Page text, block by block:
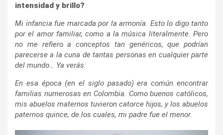
intensidad y brillo?
Mi infancia fue marcada por la armonía. Esto lo digo tanto
por el amor familiar, como a la música literalmente. Pero
no me refiero a conceptos tan genéricos, que podrían
parecerse a la cuna de tantas personas en cualquier parte
del mundo… Ya verás:
En esa época (en el siglo pasado) era común encontrar
familias numerosas en Colombia. Como buenos católicos,
mis abuelos maternos tuvieron catorce hijos, y los abuelos
paternos quince, de los cuales, mi padre fue el menor.